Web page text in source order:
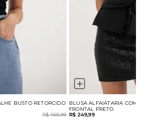
BUSTO RETORCIDO
R$ 169,99
BLUSA ALFAIATARIA COM
FRONTAL PRETO
R$ 249,99